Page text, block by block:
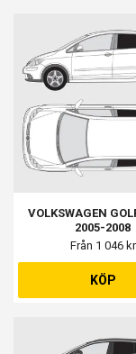
VOLKSWAGEN
2005-2008
Från 1 046 kr
KÖP